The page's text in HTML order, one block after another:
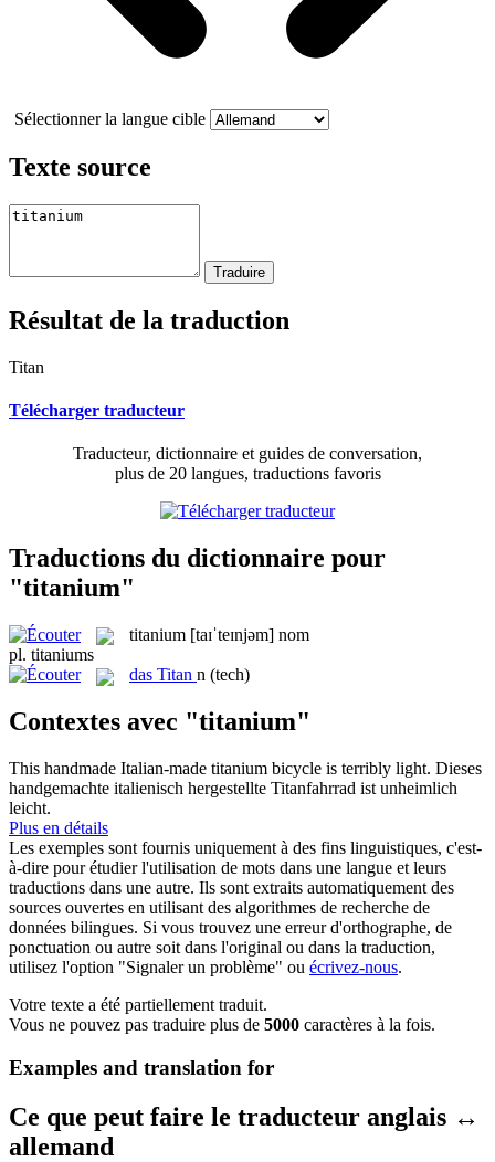
Sélectionner la langue cible
Texte source
Résultat de la traduction
Titan
Télécharger traducteur
Traducteur, dictionnaire et guides de conversation,
plus de 20 langues, traductions favoris
Traductions du dictionnaire pour
"titanium"
titanium [taɪˈteɪnjəm] nom
pl. titaniums
das Titan n (tech)
Contextes avec "titanium"
This handmade Italian-made titanium bicycle is terribly light. Dieses
handgemachte italienisch hergestellte Titanfahrrad ist unheimlich
leicht.
Plus en détails
Les exemples sont fournis uniquement à des fins linguistiques, c'est-
à-dire pour étudier l'utilisation de mots dans une langue et leurs
traductions dans une autre. Ils sont extraits automatiquement des
sources ouvertes en utilisant des algorithmes de recherche de
données bilingues. Si vous trouvez une erreur d'orthographe, de
ponctuation ou autre soit dans l'original ou dans la traduction,
utilisez l'option "Signaler un problème" ou écrivez-nous.
Votre texte a été partiellement traduit.
Vous ne pouvez pas traduire plus de 5000 caractères à la fois.
Examples and translation for
Ce que peut faire le traducteur anglais ↔
allemand